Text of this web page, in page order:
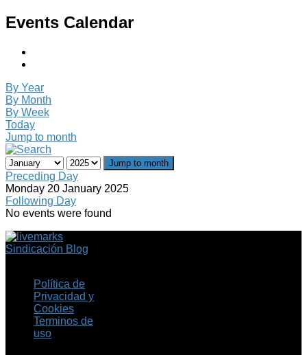
Events Calendar
By Year
By Month
By Week
Today
Jump to month
Jump to month
Preceding Day
Monday 20 January 2025
Following Day
No events were found
Sindicación Blog
Política de
Privacidad y
Cookies
Terminos de
uso